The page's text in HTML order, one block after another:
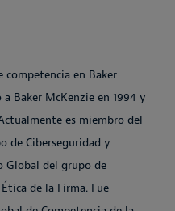
competencia en Baker
Baker McKenzie en 1994 y
es miembro del
de Ciberseguridad y
Global del grupo de
de la Firma. Fue